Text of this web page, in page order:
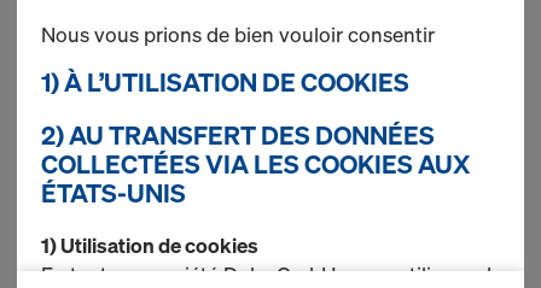
Echafaudage Modul
4 produits trouvés
Le plus recherché
Nous vous prions de bien vouloir consentir
1) À L’UTILISATION DE COOKIES
2) AU TRANSFERT DES DONNÉES
COLLECTÉES VIA LES COOKIES AUX
ÉTATS-UNIS
1) Utilisation de cookies
En tant que société Doka GmbH, nous utilisons des